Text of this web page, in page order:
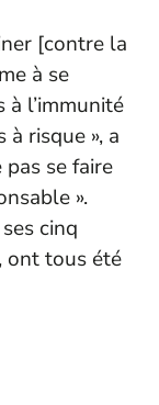
[contre la
à se
l’immunité
risque », a
se faire
».
cinq
ont tous été